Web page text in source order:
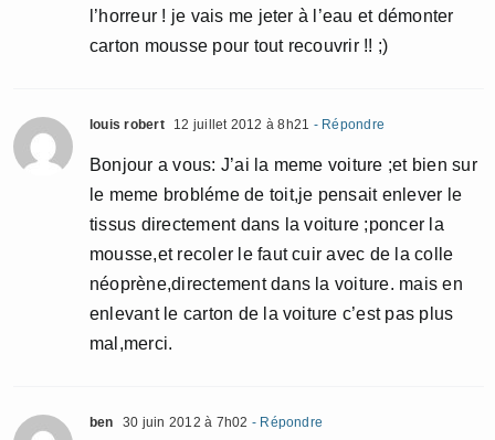
l’horreur ! je vais me jeter à l’eau et démonter
carton mousse pour tout recouvrir !! ;)
louis robert 12 juillet 2012 à 8h21 - Répondre
Bonjour a vous: J’ai la meme voiture ;et bien sur
le meme brobléme de toit,je pensait enlever le
tissus directement dans la voiture ;poncer la
mousse,et recoler le faut cuir avec de la colle
néoprène,directement dans la voiture. mais en
enlevant le carton de la voiture c’est pas plus
mal,merci.
ben 30 juin 2012 à 7h02 - Répondre